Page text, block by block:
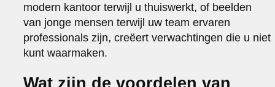
modern kantoor terwijl u thuiswerkt, of beelden
van jonge mensen terwijl uw team ervaren
professionals zijn, creëert verwachtingen die u niet
kunt waarmaken.
Wat zijn de voordelen van